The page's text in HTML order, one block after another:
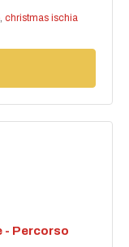
, christmas ischia
- Percorso